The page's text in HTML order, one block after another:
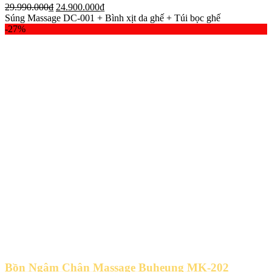
29.990.000₫ Giá
gốc
24.900.000₫Giá
hiện
Súng Massage DC-001 + Bình xịt da ghế + Túi bọc ghế
-27%
Bồn Ngâm Chân Massage Buheung MK-202